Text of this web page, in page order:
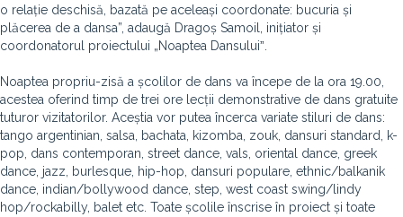
o relație deschisă, bazată pe aceleași coordonate: bucuria și
plăcerea de a dansa”, adaugă Dragoș Samoil, inițiator și
coordonatorul proiectului „Noaptea Dansuluiˮ.
Noaptea propriu-zisă a școlilor de dans va începe de la ora 19.00,
acestea oferind timp de trei ore lecții demonstrative de dans gratuite
tuturor vizitatorilor. Aceștia vor putea încerca variate stiluri de dans:
tango argentinian, salsa, bachata, kizomba, zouk, dansuri standard, k-
pop, dans contemporan, street dance, vals, oriental dance, greek
dance, jazz, burlesque, hip-hop, dansuri populare, ethnic/balkanik
dance, indian/bollywood dance, step, west coast swing/lindy
hop/rockabilly, balet etc. Toate școlile înscrise în proiect și toate